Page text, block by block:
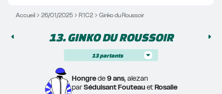
Accueil 26/01/2025 R1C2 Ginko du Roussoir
13. GINKO DU ROUSSOIR
13 partants
Hongre de 9 ans, alezan
par Séduisant Fouteau et Rosalie